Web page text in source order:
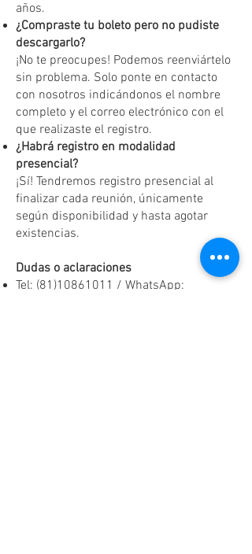
años.
¿Compraste tu boleto pero no pudiste
descargarlo?
¡No te preocupes! Podemos reenviártelo
sin problema. Solo ponte en contacto
con nosotros indicándonos el nombre
completo y el correo electrónico con el
que realizaste el registro.
¿Habrá registro en modalidad
presencial?
¡Sí! Tendremos registro presencial al
finalizar cada reunión, únicamente
según disponibilidad y hasta agotar
existencias.
Dudas o aclaraciones
Tel: (81)10861011 / WhatsApp: